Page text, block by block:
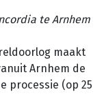
te Arnhem
maakt
Arnhem de
processie (op 25